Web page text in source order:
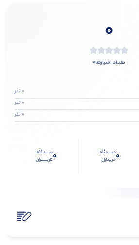
0
تعداد امتیازها0
0 نفر
0 نفر
0 نفر
0دیــــدگاه
خریداران
0دیــــدگاه
کاربـــــران